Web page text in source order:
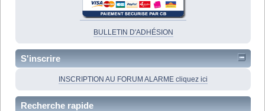
BULLETIN D'ADHÉSION
S'inscrire
INSCRIPTION AU FORUM ALARME cliquez ici
Recherche rapide